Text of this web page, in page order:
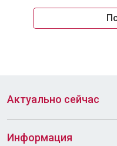
Актуально сейчас
Информация